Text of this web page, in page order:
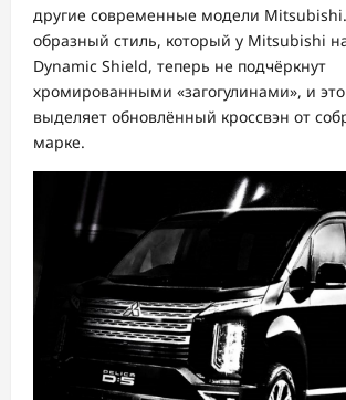
другие современные модели
образный стиль, который у Mitsubishi
Dynamic Shield, теперь не подчёркнут
хромированными «загогулинами», и
выделяет обновлённый кроссвэн от
марке.